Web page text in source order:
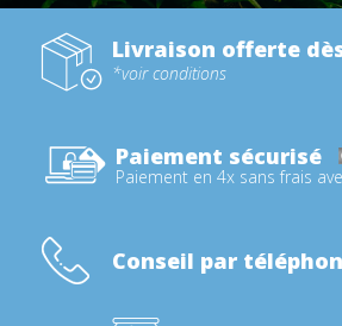
Livraison offerte
*voir conditions
Paiement sécurisé
Paiement en 4x sans frais
Conseil par